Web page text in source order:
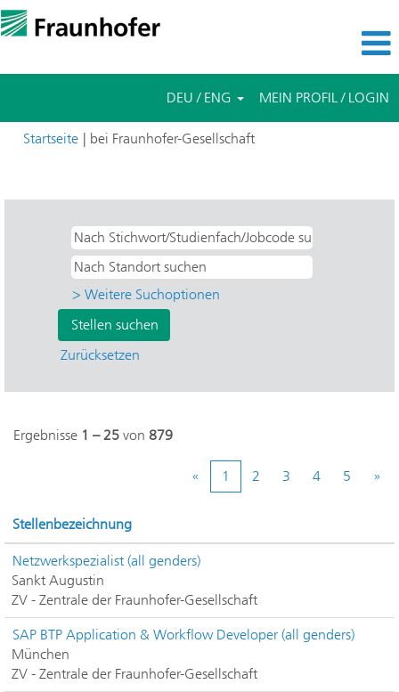
DEU / ENG MEIN PROFIL / LOGIN
Startseite | bei Fraunhofer-Gesellschaft(aktuelle
> Weitere Suchoptionen
Zurücksetzen
Ergebnisse 1 – 25 von 879
« 1 2 3 4 5 »
Stellenbezeichnung
Netzwerkspezialist (all genders)
Sankt Augustin
ZV - Zentrale der Fraunhofer-Gesellschaft
SAP BTP Application & Workflow Developer (all genders)
München
ZV - Zentrale der Fraunhofer-Gesellschaft